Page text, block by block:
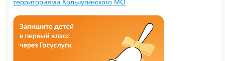
территориями Кольчугинского МО